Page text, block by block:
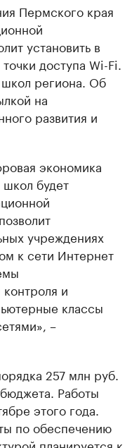
Пермского края
установить в
доступа Wi-Fi.
региона. Об
на
развития и
экономика
будет
учреждениях
к сети Интернет
и
классы
–
257 млн руб.
Работы
этого года.
по обеспечению
планируется к